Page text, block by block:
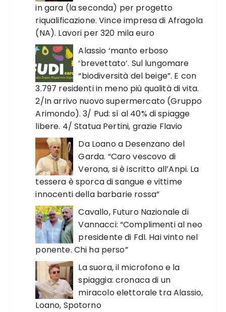
in gara (la seconda) per progetto
riqualificazione. Vince impresa di Afragola
(NA). Lavori per 320 mila euro
Alassio ‘manto erboso
‘brevettato’. Sul lungomare
“biodiversità del beige”. E con
3.797 residenti in meno più qualità di vita.
2/In arrivo nuovo supermercato (Gruppo
Arimondo). 3/ Pud: sì al 40% di spiagge
libere. 4/ Statua Pertini, grazie Flavio
Da Loano a Desenzano del
Garda. “Caro vescovo di
Verona, si è iscritto all’Anpi. La
tessera è sporca di sangue e vittime
innocenti della barbarie rossa”
Cavallo, Futuro Nazionale di
Vannacci: “Complimenti al neo
presidente di FdI. Hai vinto nel
ponente. Chi ha perso”
La suora, il microfono e la
spiaggia: cronaca di un
miracolo elettorale tra Alassio,
Loano, Spotorno